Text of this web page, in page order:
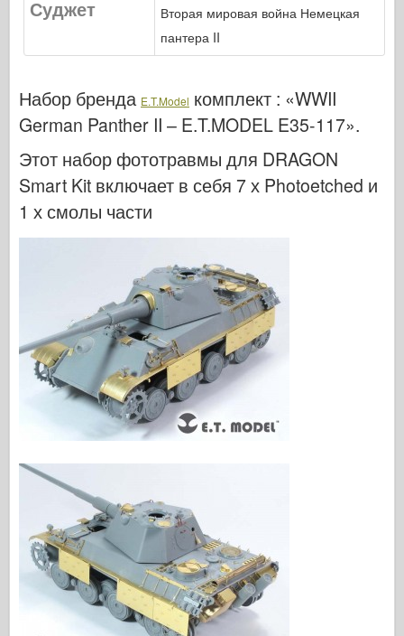
Кибер-хобби
Эдуард
E.T. Модель
Тонкие формы
Силы доблести
ФриулМодель
Хасэгава
ХоббиБос
Модели IBG
Jc.
Италери
Легенда
Менг Модель
Tristar
Трубач
Звезда
Альбомы-Фотографии
Прогулка вокруг
Суджет
Вторая мировая война Немецкая
пантера II
Набор бренда E.T.Model комплект : «WWII
German Panther II – E.T.MODEL E35-117».
Этот набор фототравмы для DRAGON
Smart Kit включает в себя 7 х Photoetched и
1 х смолы части